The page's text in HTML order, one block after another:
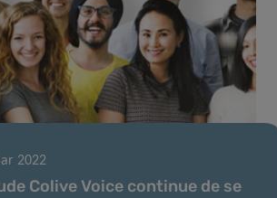
2022
Colive Voice continue de se